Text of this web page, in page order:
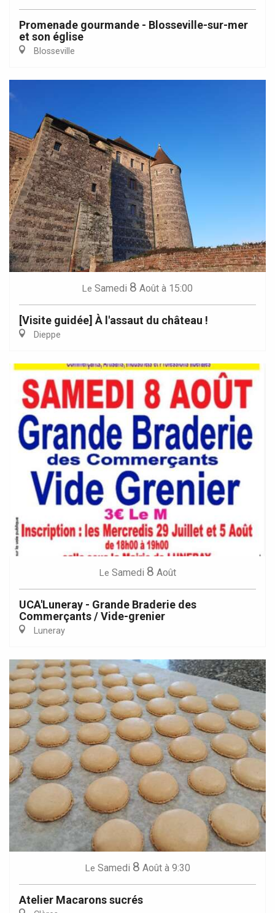
Promenade gourmande - Blosseville-sur-mer
et son église
Blosseville
Le Samedi 8 Août à 15:00
[Visite guidée] À l'assaut du château !
Dieppe
Le Samedi 8 Août
UCA'Luneray - Grande Braderie des
Commerçants / Vide-grenier
Luneray
Le Samedi 8 Août à 9:30
Atelier Macarons sucrés